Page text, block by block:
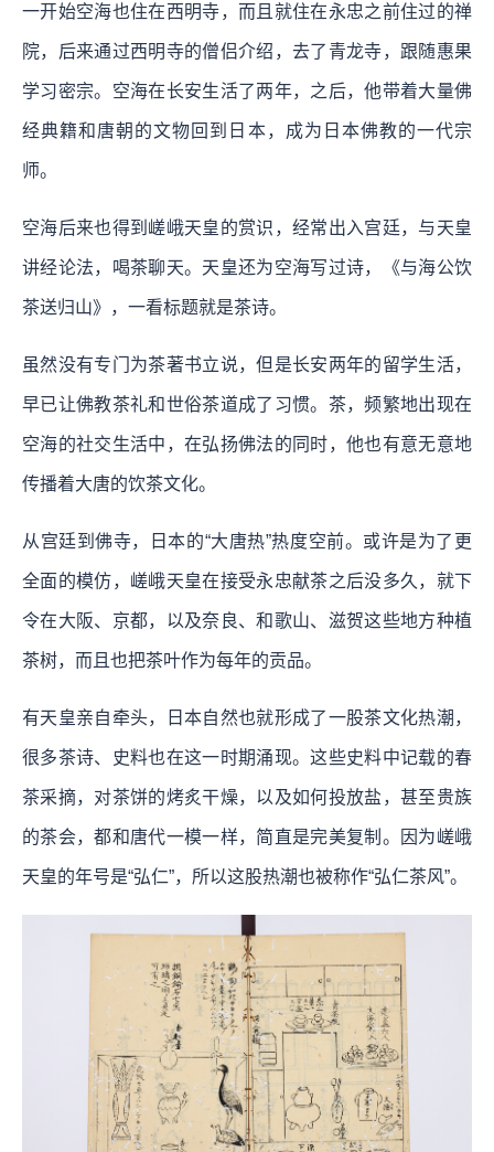
一开始空海也住在西明寺，而且就住在永忠之前住过的禅
院，后来通过西明寺的僧侣介绍，去了青龙寺，跟随惠果
学习密宗。空海在长安生活了两年，之后，他带着大量佛
经典籍和唐朝的文物回到日本，成为日本佛教的一代宗
师。
空海后来也得到嵯峨天皇的赏识，经常出入宫廷，与天皇
讲经论法，喝茶聊天。天皇还为空海写过诗，《与海公饮
茶送归山》，一看标题就是茶诗。
虽然没有专门为茶著书立说，但是长安两年的留学生活，
早已让佛教茶礼和世俗茶道成了习惯。茶，频繁地出现在
空海的社交生活中，在弘扬佛法的同时，他也有意无意地
传播着大唐的饮茶文化。
从宫廷到佛寺，日本的“大唐热”热度空前。或许是为了更
全面的模仿，嵯峨天皇在接受永忠献茶之后没多久，就下
令在大阪、京都，以及奈良、和歌山、滋贺这些地方种植
茶树，而且也把茶叶作为每年的贡品。
有天皇亲自牵头，日本自然也就形成了一股茶文化热潮，
很多茶诗、史料也在这一时期涌现。这些史料中记载的春
茶采摘，对茶饼的烤炙干燥，以及如何投放盐，甚至贵族
的茶会，都和唐代一模一样，简直是完美复制。因为嵯峨
天皇的年号是“弘仁”，所以这股热潮也被称作“弘仁茶风”。